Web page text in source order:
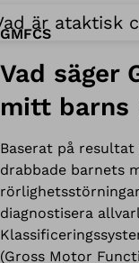
är ataktisk
GMFCS
Vad säger
mitt barns
Baserat på
drabbade barnets
diagnostisera
(Gross Motor